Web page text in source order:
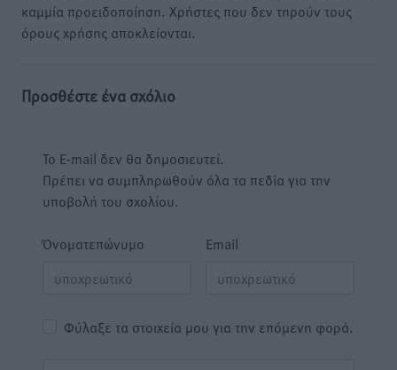
καμμία προειδοποίηση. Χρήστες που δεν τηρούν τους
όρους χρήσης αποκλείονται.
Προσθέστε ένα σχόλιο
Το E-mail δεν θα δημοσιευτεί.
Πρέπει να συμπληρωθούν όλα τα πεδία για την
υποβολή του σχολίου.
Όνοματεπώνυμο Email
Φύλαξε τα στοιχεία μου για την επόμενη φορά.